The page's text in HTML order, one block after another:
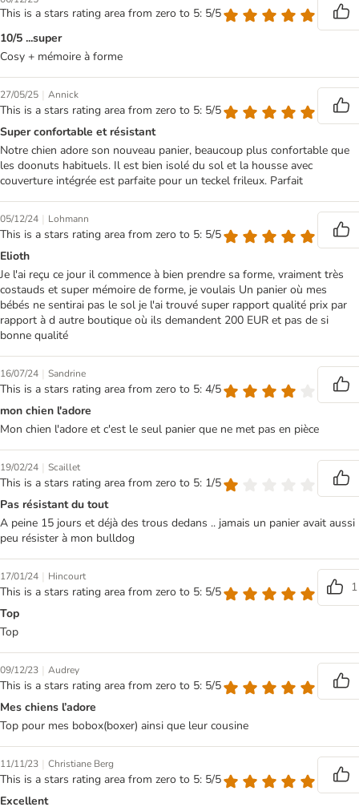
This is a stars rating area from zero to 5: 5/5
10/5 ...super
Cosy + mémoire à forme
27/05/25 | Annick
This is a stars rating area from zero to 5: 5/5
Super confortable et résistant
Notre chien adore son nouveau panier, beaucoup plus confortable que
les doonuts habituels. Il est bien isolé du sol et la housse avec
couverture intégrée est parfaite pour un teckel frileux. Parfait
05/12/24 | Lohmann
This is a stars rating area from zero to 5: 5/5
Elioth
Je l'ai reçu ce jour il commence à bien prendre sa forme, vraiment très
costauds et super mémoire de forme, je voulais Un panier où mes
bébés ne sentirai pas le sol je l'ai trouvé super rapport qualité prix par
rapport à d autre boutique où ils demandent 200 EUR et pas de si
bonne qualité
16/07/24 | Sandrine
This is a stars rating area from zero to 5: 4/5
mon chien l'adore
Mon chien l'adore et c'est le seul panier que ne met pas en pièce
19/02/24 | Scaillet
This is a stars rating area from zero to 5: 1/5
Pas résistant du tout
A peine 15 jours et déjà des trous dedans .. jamais un panier avait aussi
peu résister à mon bulldog
17/01/24 | Hincourt
This is a stars rating area from zero to 5: 5/5
1
Top
Top
09/12/23 | Audrey
This is a stars rating area from zero to 5: 5/5
Mes chiens l’adore
Top pour mes bobox(boxer) ainsi que leur cousine
11/11/23 | Christiane Berg
This is a stars rating area from zero to 5: 5/5
Excellent